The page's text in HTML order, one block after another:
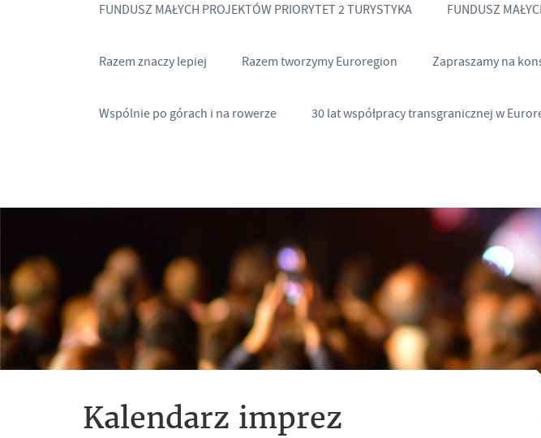
FUNDUSZ MAŁYCH PROJEKTÓW PRIORYTET 2 TURYSTYKA FUNDUSZ
Razem znaczy lepiej Razem tworzymy Euroregion Zapraszamy na
Wspólnie po górach i na rowerze 30 lat współpracy transgranicznej w
Kalendarz imprez